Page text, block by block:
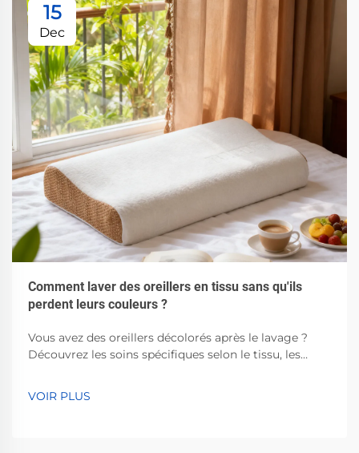
15
Dec
Comment laver des oreillers en tissu sans qu'ils
perdent leurs couleurs ?
Vous avez des oreillers décolorés après le lavage ?
Découvrez les soins spécifiques selon le tissu, les
Préservez leur éclat — lisez maintenant.
VOIR PLUS